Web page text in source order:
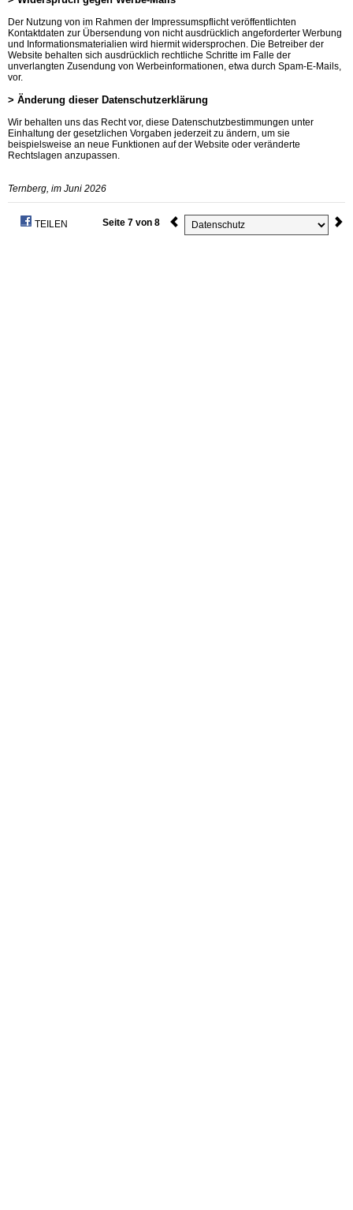
Der Nutzung von im Rahmen der Impressumspflicht veröffentlichten
Kontaktdaten zur Übersendung von nicht ausdrücklich angeforderter Werbung
und Informationsmaterialien wird hiermit widersprochen. Die Betreiber der
Website behalten sich ausdrücklich rechtliche Schritte im Falle der
unverlangten Zusendung von Werbeinformationen, etwa durch Spam-E-Mails,
vor.
> Änderung dieser Datenschutzerklärung
Wir behalten uns das Recht vor, diese Datenschutzbestimmungen unter
Einhaltung der gesetzlichen Vorgaben jederzeit zu ändern, um sie
beispielsweise an neue Funktionen auf der Website oder veränderte
Rechtslagen anzupassen.
Ternberg, im Juni 2026
Seite 7 von 8
TEILEN